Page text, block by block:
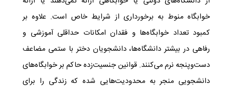
خوابگاه منوط به برخورداری از شرایط خاص است. علاوه بر
کمبود تعداد خوابگاه‌ها و فقدان امکانات حداقلی آموزشی و
رفاهی در بیشتر دانشگاه‌ها، دانشجویان دختر با ستمی مضاعف
دست‌وپنجه نرم می‌کنند. قوانین جنسیت‌زده حاکم بر خوابگاه‌های
دانشجویی منجر به محدودیت‌هایی شده که زندگی را برای